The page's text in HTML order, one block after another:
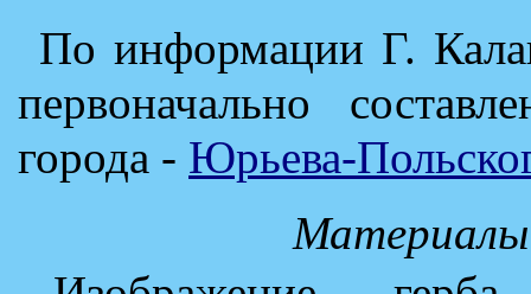
По информации Г.
первоначально
города - Юрьева-
Материалы